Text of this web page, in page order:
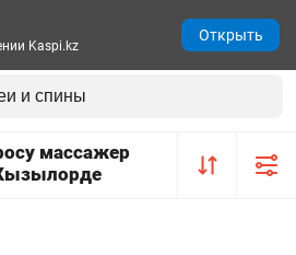
массажер
Kaspi.kz
Открыть